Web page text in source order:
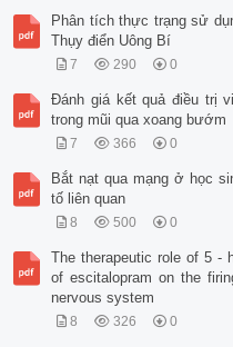
Phân tích thực trạng sử
Thụy điển Uông Bí
7 290 0
Đánh giá kết quả điều trị
trong mũi qua xoang bướm
7 366 0
Bắt nạt qua mạng ở học
tố liên quan
8 500 0
The therapeutic role of 5 -
of escitalopram on the
nervous system
8 326 0